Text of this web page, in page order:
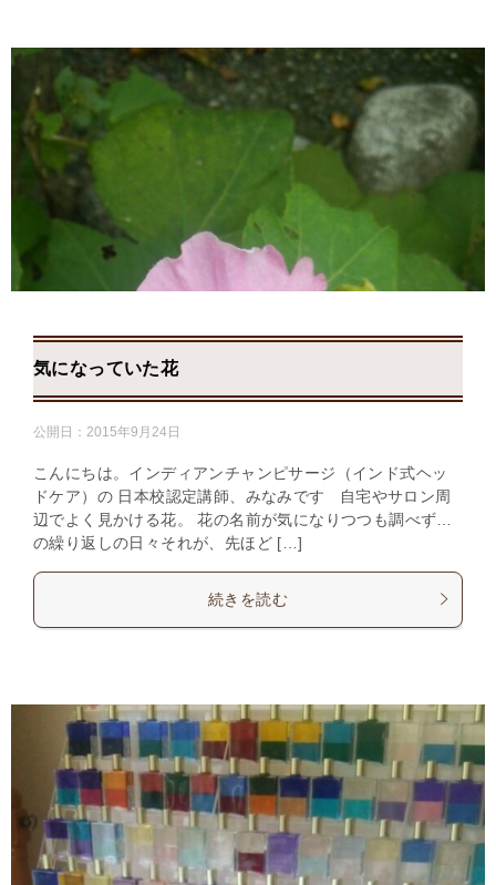
気になっていた花
公開日： 2015年9月24日
こんにちは。インディアンチャンピサージ（インド式ヘッ
ドケア）の 日本校認定講師、みなみです 自宅やサロン周
辺でよく見かける花。 花の名前が気になりつつも調べず…
の繰り返しの日々それが、先ほど […]
続きを読む